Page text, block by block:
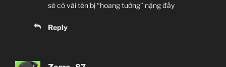
sẽ có vài tên bị “hoang tưởng” nặng đấy
Reply